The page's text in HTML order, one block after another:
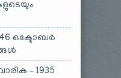
ഒക്ടോബർ
– 1935